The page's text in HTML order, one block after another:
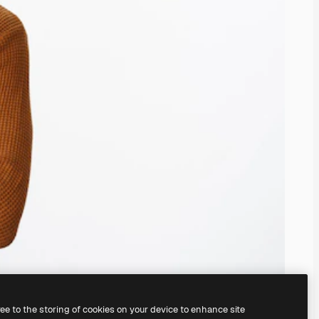
to the storing of cookies on your device to enhance site